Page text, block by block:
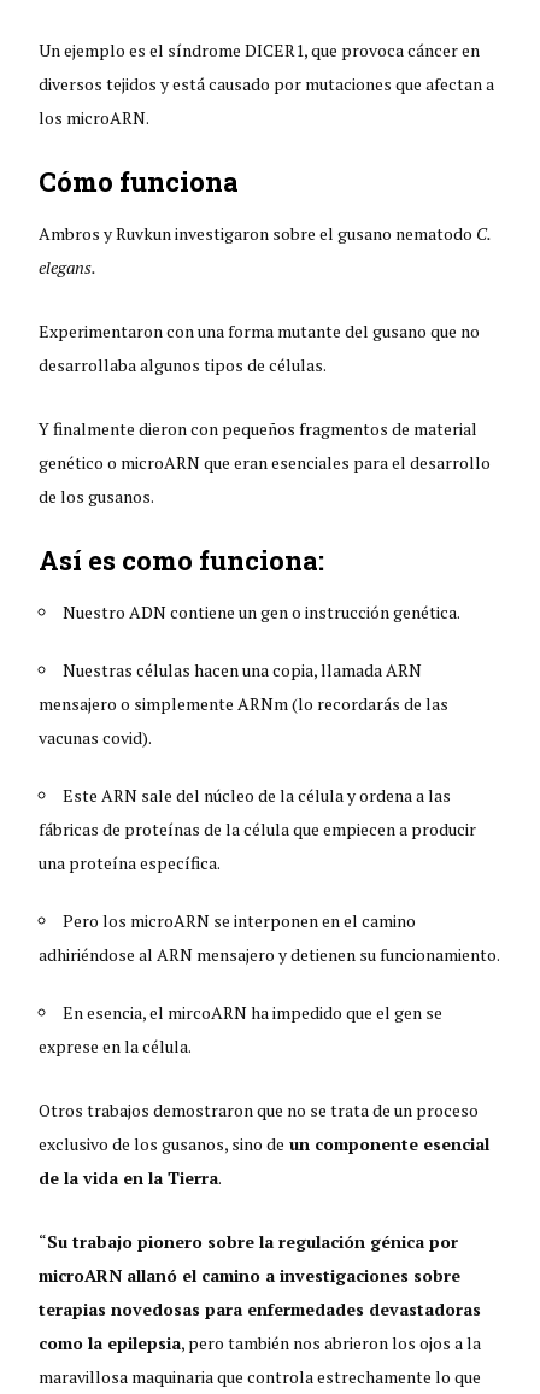
Un ejemplo es el síndrome DICER1, que provoca cáncer en
diversos tejidos y está causado por mutaciones que afectan a
los microARN.
Cómo funciona
Ambros y Ruvkun investigaron sobre el gusano nematodo C.
elegans.
Experimentaron con una forma mutante del gusano que no
desarrollaba algunos tipos de células.
Y finalmente dieron con pequeños fragmentos de material
genético o microARN que eran esenciales para el desarrollo
de los gusanos.
Así es como funciona:
Nuestro ADN contiene un gen o instrucción genética.
Nuestras células hacen una copia, llamada ARN
mensajero o simplemente ARNm (lo recordarás de las
vacunas covid).
Este ARN sale del núcleo de la célula y ordena a las
fábricas de proteínas de la célula que empiecen a producir
una proteína específica.
Pero los microARN se interponen en el camino
adhiriéndose al ARN mensajero y detienen su funcionamiento.
En esencia, el mircoARN ha impedido que el gen se
exprese en la célula.
Otros trabajos demostraron que no se trata de un proceso
exclusivo de los gusanos, sino de un componente esencial
de la vida en la Tierra.
“Su trabajo pionero sobre la regulación génica por
microARN allanó el camino a investigaciones sobre
terapias novedosas para enfermedades devastadoras
como la epilepsia, pero también nos abrieron los ojos a la
maravillosa maquinaria que controla estrechamente lo que